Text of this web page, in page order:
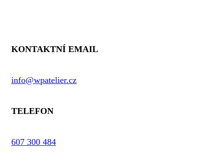
KONTAKTNÍ EMAIL
info@wpatelier.cz
TELEFON
607 300 484